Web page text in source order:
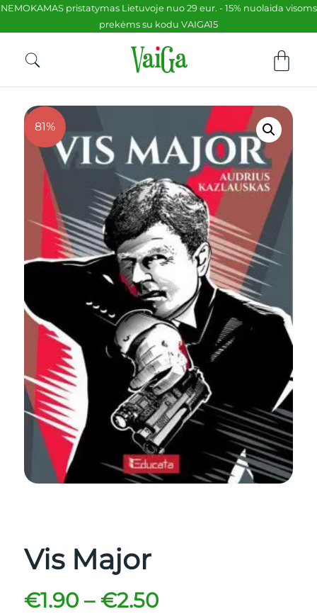
NEMOKAMAS pristatymas Lietuvoje nuo 29 eur. - 15% nuolaida visoms
prekėms su kodu VAIGA15
81%
Vis Major
€1.90 – €2.50